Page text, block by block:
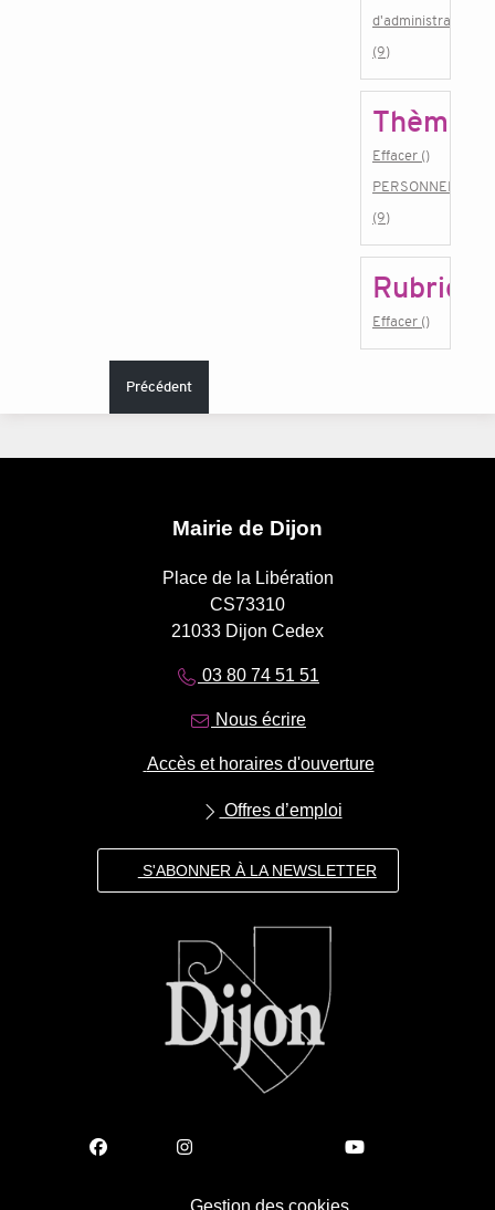
d'administration
(9)
Thème
Effacer ()
PERSONNEL
(9)
Rubrique
Effacer ()
Précédent
Mairie de Dijon
Place de la Libération
CS73310
21033 Dijon Cedex
03 80 74 51 51
Nous écrire
Accès et horaires d'ouverture
Offres d’emploi
S'ABONNER À LA NEWSLETTER
Gestion des cookies